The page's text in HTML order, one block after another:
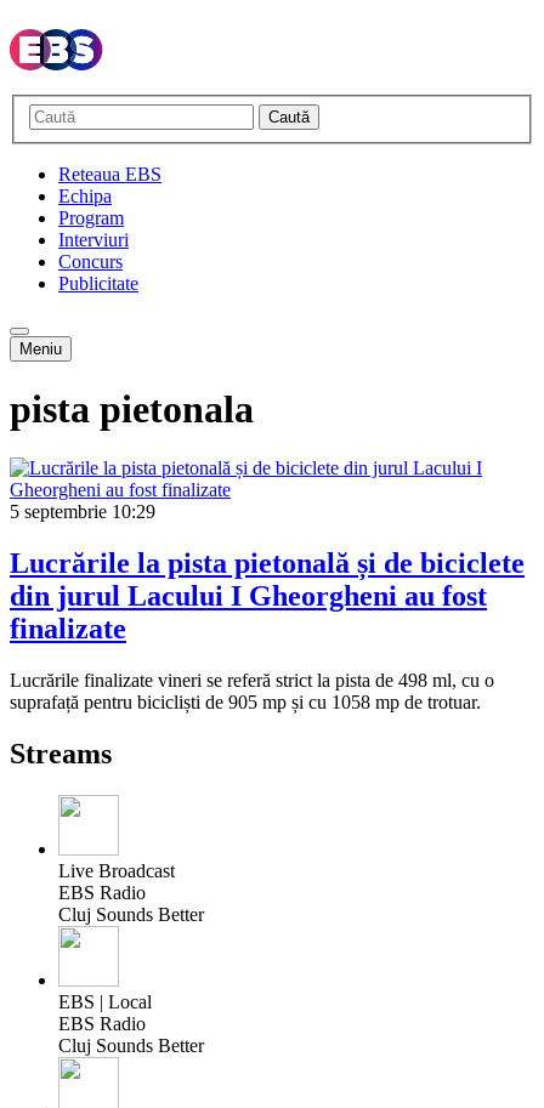
Caută
Reteaua EBS
Echipa
Program
Interviuri
Concurs
Publicitate
Meniu
pista pietonala
5 septembrie 10:29
Lucrările la pista pietonală și de biciclete
din jurul Lacului I Gheorgheni au fost
finalizate
Lucrările finalizate vineri se referă strict la pista de 498 ml, cu o
suprafață pentru bicicliști de 905 mp și cu 1058 mp de trotuar.
Streams
Live Broadcast
EBS Radio
Cluj Sounds Better
EBS | Local
EBS Radio
Cluj Sounds Better